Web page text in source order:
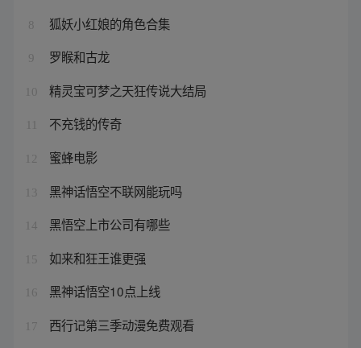
8 狐妖小红娘的角色合集
9 罗睺和古龙
10 精灵宝可梦之天狂传说大结局
不充钱的传奇
12 蜜蜂电影
13 黑神话悟空不联网能玩吗
14 黑悟空上市公司有哪些
15 如来和狂王谁更强
16 黑神话悟空10点上线
17 西行记第三季动漫免费观看